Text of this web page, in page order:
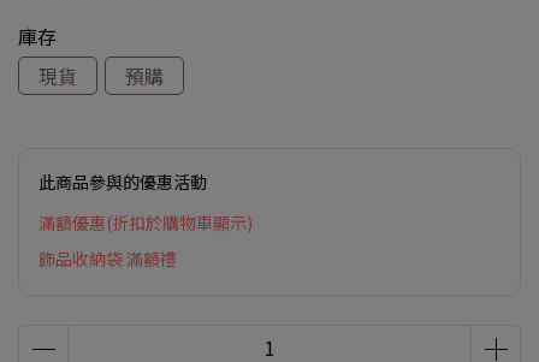
庫存
現貨
預購
此商品參與的優惠活動
滿額優惠(折扣於購物車顯示)
飾品收納袋 滿額禮